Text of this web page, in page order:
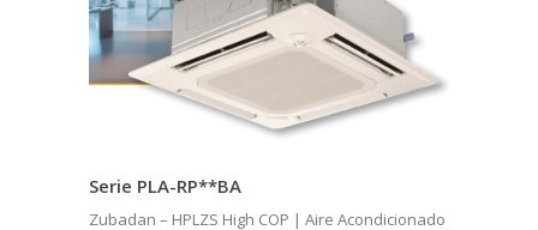
Serie PLA-RP**BA
Zubadan – HPLZS High COP | Aire Acondicionado